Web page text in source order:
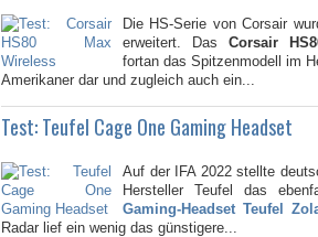
Die HS-Serie von Corsair
erweitert. Das Corsair
fortan das Spitzenmodell im
Amerikaner dar und zugleich auch ein...
Test: Teufel Cage One Gaming Headset
Auf der IFA 2022 stellte
Hersteller Teufel das
Gaming-Headset Teufel
Radar lief ein wenig das günstigere...